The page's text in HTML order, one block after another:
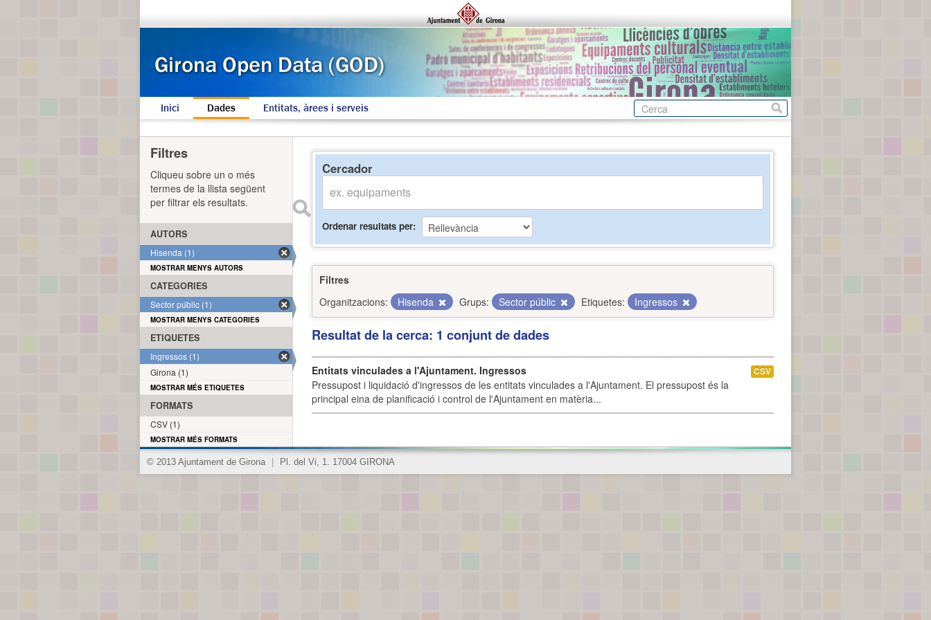
Inici Dades Entitats, àrees i serveis
Cercador
Ordenar resultats per
Filtres
Organitzacions:
Hisenda Grups: Sector públic Etiquetes: Ingressos
Resultat de la cerca: 1 conjunt de dades
Entitats vinculades a l'Ajuntament. Ingressos
Pressupost i liquidació d'ingressos de les entitats vinculades a l'Ajuntament. El pressupost és la
principal eina de planificació i control de l'Ajuntament en matèria...
CSV
Filtres
Cliqueu sobre un o més
termes de la llista següent
per filtrar els resultats.
AUTORS
Hisenda (1)
MOSTRAR MENYS AUTORS
CATEGORIES
Sector públic (1)
MOSTRAR MENYS CATEGORIES
ETIQUETES
Ingressos (1)
Girona (1)
MOSTRAR MÉS ETIQUETES
FORMATS
CSV (1)
MOSTRAR MÉS FORMATS
© 2013 Ajuntament de Girona Pl. del Vi, 1. 17004 GIRONA